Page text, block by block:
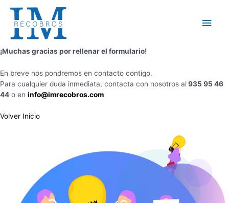
contenido
¡Muchas gracias por rellenar el formulario!
En breve nos pondremos en contacto contigo.
Para cualquier duda inmediata, contacta con nosotros al935 95 46
44 o en info@imrecobros.com
Volver Inicio